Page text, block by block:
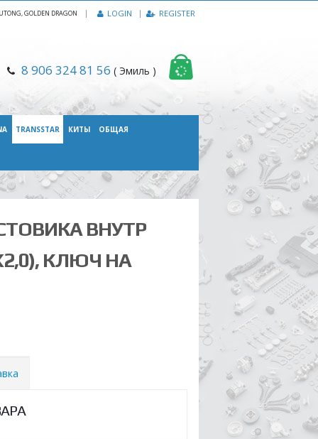
GOLDEN DRAGON | LOGIN REGISTER
8 906 324 81 56 ( Эмиль )
TRANSSTAR КИТЫ ОБЩАЯ
ВНУТР
КЛЮЧ НА